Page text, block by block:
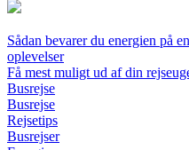
Sådan bevarer du energien på
oplevelser
Få mest muligt ud af din
Busrejse
Busrejse
Rejsetips
Busrejser